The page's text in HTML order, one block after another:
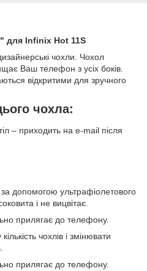
для Infinix Hot 11S
чохли. Чохол
Ваш телефон з усіх боків.
відкритими для зручного
чохла:
– приходить на e-mail після
допомогою ультрафіолетового
і не вицвітає.
прилягає до телефону.
чохлів і змінювати
прилягає до телефону.